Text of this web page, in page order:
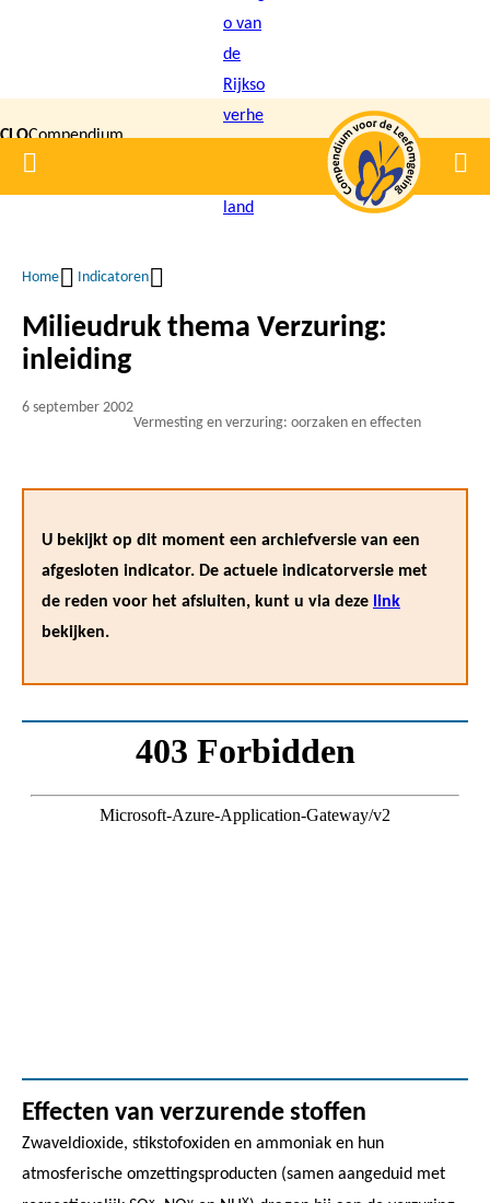
inhoud
gaan
CLOCompendium
voor de
Home
Kruimelpad
Home Indicatoren
Milieudruk thema Verzuring:
inleiding
6 september 2002
Vermesting en verzuring: oorzaken en effecten
U bekijkt op dit moment een archiefversie van een
afgesloten indicator. De actuele indicatorversie met
de reden voor het afsluiten, kunt u via deze link
bekijken.
Effecten van verzurende stoffen
Zwaveldioxide, stikstofoxiden en ammoniak en hun
atmosferische omzettingsproducten (samen aangeduid met